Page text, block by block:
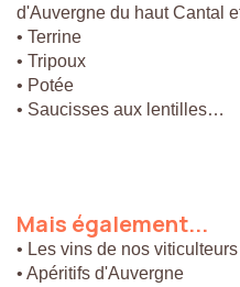
d'Auvergne du haut Cantal
• Terrine
• Tripoux
• Potée
• Saucisses aux lentilles…
Mais également...
• Les vins de nos
• Apéritifs d'Auvergne